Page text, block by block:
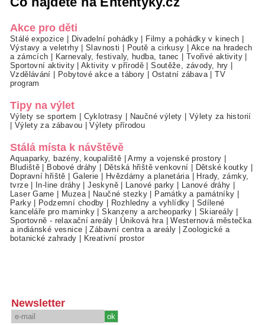
Akce pro děti
Stálé expozice Divadelní pohádky Filmy a pohádky v kinech
Výstavy a veletrhy|Slavnosti Poutě a cirkusy
Akce na hradech
a zámcích
Karnevaly, festivaly, hudba, tanec Tvořivé aktivity
Sportovní aktivity|Aktivity v přírodě |Soutěže, závody, hry
Vzdělávání
Pobytové akce a tábory Ostatní zábava |TV
program
Tipy na výlet
Výlety se sportem Cyklotrasy Naučné výlety
Výlety za historií
Výlety za zábavou |Výlety přírodou
Stálá místa k návštěvě
Aquaparky, bazény, koupaliště |Army a vojenské prostory
Bludiště
Bobové dráhy Dětská hřiště venkovní Dětské koutky
Dopravní hřiště
Galerie Hvězdárny a planetária
Hrady, zámky,
tvrze| In-line dráhy |Jeskyně| Lanové parky Lanové dráhy
Laser Game
Muzea| Naučné stezky Památky a památníky
Parky| Podzemní chodby Rozhledny a vyhlídky
Sdílené
kanceláře pro maminky |Skanzeny a archeoparky Skiareály
Sportovně - relaxační areály
Úniková hra |Westernová městečka
a indiánské vesnice |Zábavní centra a areály |Zoologické a
botanické zahrady
Kreativní prostor
Newsletter